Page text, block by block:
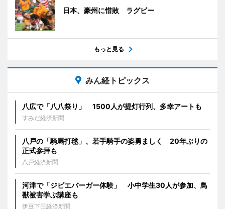
日本、豪州に惜敗 ラグビー
もっと見る
みん経トピックス
八広で「八八祭り」 1500人が提灯行列、多幸アートも
すみだ経済新聞
八戸の「騎馬打毬」、若手騎手の姿勇ましく 20年ぶりの
正式参拝も
八戸経済新聞
河津で「ジビエバーガー体験」 小中学生30人が参加、鳥
獣被害学ぶ講座も
伊豆下田経済新聞